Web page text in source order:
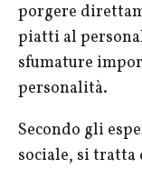
porgere
piatti al
sfumature
personalità.
Secondo gli
sociale, si tratta